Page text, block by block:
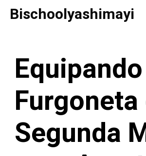
SaltarBischoolyashimayi
Furgoneta
Segunda